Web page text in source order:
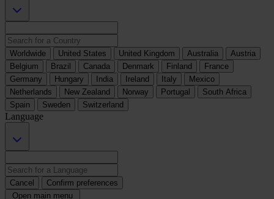
Worldwide United States United Kingdom Australia
Austria
Belgium
Brazil Canada Denmark Finland
France
Germany
Hungary India Ireland Italy
Mexico
Netherlands
New Zealand Norway Portugal
South Africa
Spain
Sweden Switzerland
Language
Cancel
Confirm preferences
Open main menu